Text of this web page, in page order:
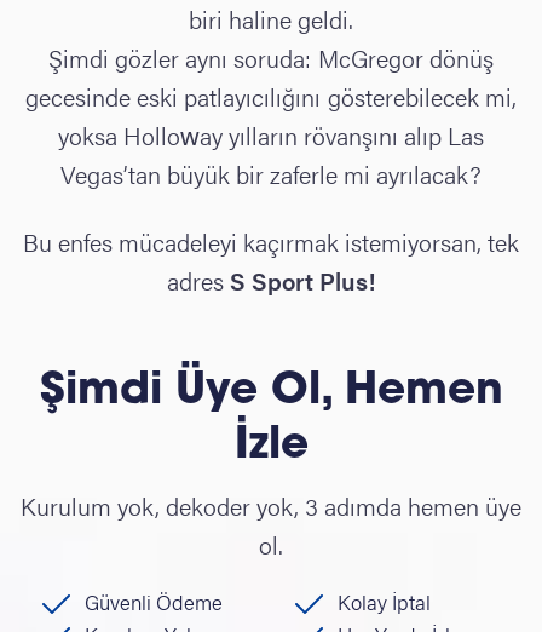
biri haline geldi.
Şimdi gözler aynı soruda: McGregor dönüş
gecesinde eski patlayıcılığını gösterebilecek mi,
yoksa Holloway yılların rövanşını alıp Las
Vegas’tan büyük bir zaferle mi ayrılacak?
Bu enfes mücadeleyi kaçırmak istemiyorsan, tek
adresS Sport Plus!
Şimdi Üye Ol, Hemen
İzle
Kurulum yok, dekoder yok, 3 adımda hemen üye
ol.
Güvenli Ödeme
Kolay İptal